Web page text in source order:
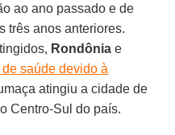
ao ano passado e de
três anos anteriores.
Rondônia e
saúde devido à
atingiu a cidade de
Centro-Sul do país.